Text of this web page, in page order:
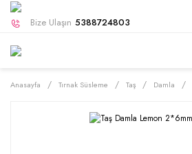
Bize Ulaşın 5388724803
Anasayfa Tırnak Süsleme Taş Damla